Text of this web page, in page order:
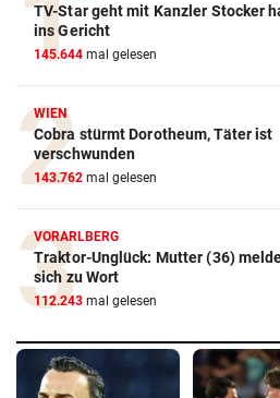
TV-Star geht mit Kanzler Stocker
ins Gericht
145.644 mal gelesen
WIEN
Cobra stürmt Dorotheum, Täter ist
verschwunden
143.762 mal gelesen
VORARLBERG
Traktor-Unglück: Mutter (36)
sich zu Wort
112.243 mal gelesen